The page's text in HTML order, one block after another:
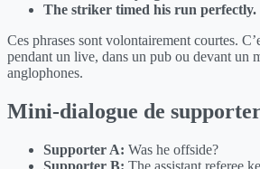
The striker timed his run perfectly.
Ces phrases sont volontairement courtes.
pendant un live, dans un pub ou devant un
anglophones.
Mini-dialogue de
Supporter A: Was he offside?
Supporter B: The assistant referee